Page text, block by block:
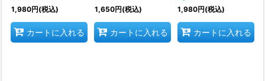
1,980円(税込)
カートに入れる
1,650円(税込)
カートに入れる
1,980円(税込)
カートに入れる